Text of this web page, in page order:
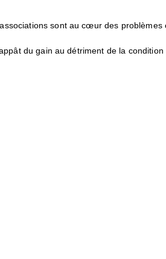
sont au cœur des
du gain au détriment de la